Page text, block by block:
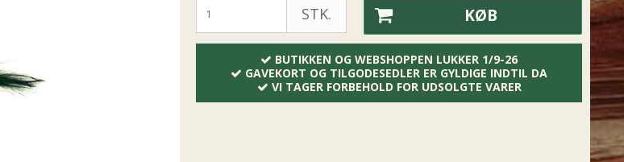
STK. KØB
BUTIKKEN OG WEBSHOPPEN LUKKER 1/9-26
GAVEKORT OG TILGODESEDLER ER GYLDIGE INDTIL DA
VI TAGER FORBEHOLD FOR UDSOLGTE VARER